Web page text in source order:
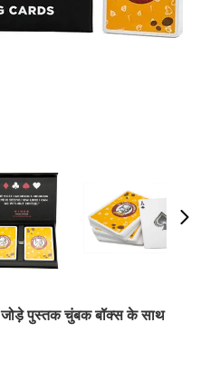
जोड़े पुस्तक चुंबक बॉक्स के साथ